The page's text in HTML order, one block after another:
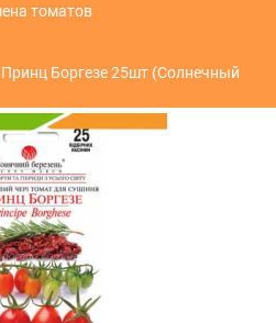
томатов
Боргезе 25шт (Солнечный